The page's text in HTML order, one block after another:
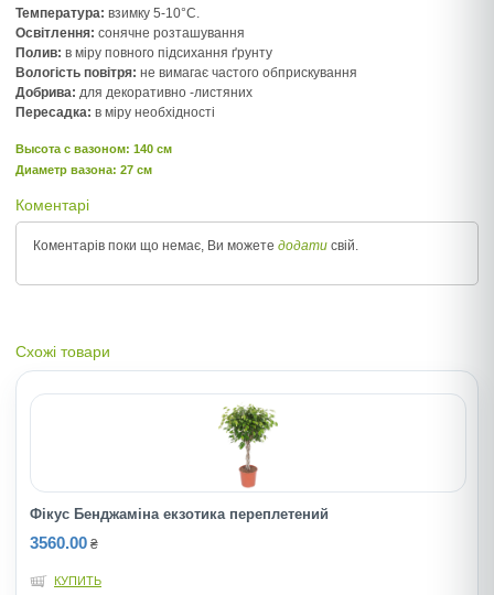
Температура: взимку 5-10°C.
Освітлення: сонячне розташування
Полив: в міру повного підсихання ґрунту
Вологість повітря: не вимагає частого обприскування
Добрива: для декоративно -листяних
Пересадка: в міру необхідності
Высота c вазоном: 140 см
Диаметр вазона: 27 см
Коментарі
Коментарів поки що немає, Ви можете додати свій.
Схожі товари
Фікус Бенджаміна екзотика переплетений
3560.00 ₴
КУПИТЬ